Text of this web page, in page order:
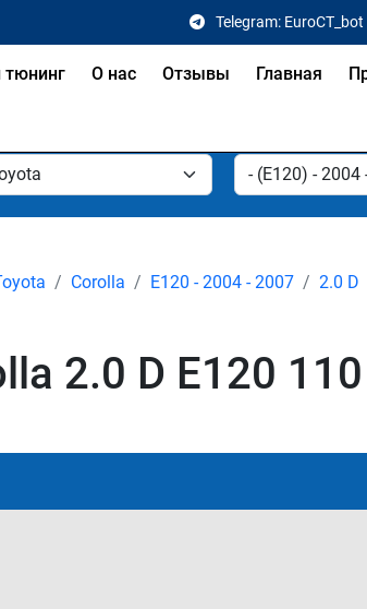
Telegram: EuroCT_bot
тюнинг О нас Отзывы Главная
Corolla E120 - 2004 - 2007 2.0 D
2.0 D E120